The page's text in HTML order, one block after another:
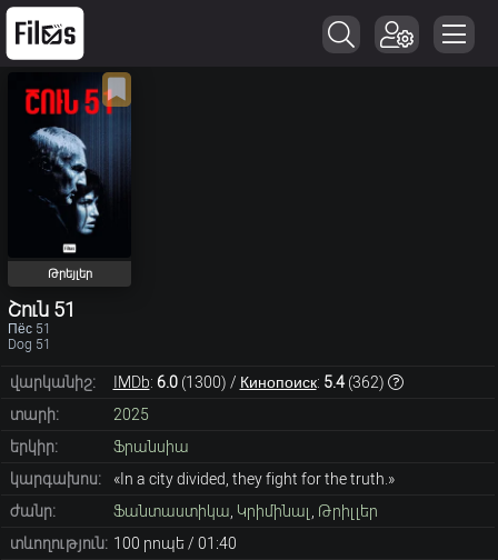
Թրեյլեր
Շուն 51
Пёс 51
Dog 51
վարկանիշ: IMDb: 6.0(1300) / Кинопоиск: 5.4(362)
տարի:
2025
երկիր:
Ֆրանսիա
կարգախոս:
«In a city divided, they fight for the truth.»
ժանր:
Ֆանտաստիկա Կրիմինալ
Թրիլլեր
տևողություն: 100 րոպե / 01։40